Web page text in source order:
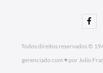
Todos direitos reservados ©
gerenciado com ♥ por Julio